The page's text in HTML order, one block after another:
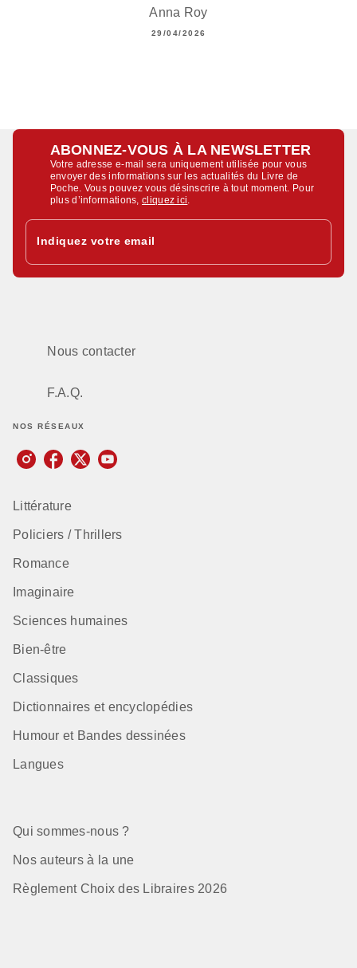
Anna Roy
29/04/2026
ABONNEZ-VOUS À LA NEWSLETTER
Votre adresse e-mail sera uniquement utilisée pour vous
envoyer des informations sur les actualités du Livre de
Poche. Vous pouvez vous désinscrire à tout moment. Pour
plus d’informations,cliquez ici
Indiquez votre email
Nous contacter
F.A.Q.
NOS RÉSEAUX
Littérature
Policiers / Thrillers
Romance
Imaginaire
Sciences humaines
Bien-être
Classiques
Dictionnaires et encyclopédies
Humour et Bandes dessinées
Langues
Qui sommes-nous ?
Nos auteurs à la une
Règlement Choix des Libraires 2026